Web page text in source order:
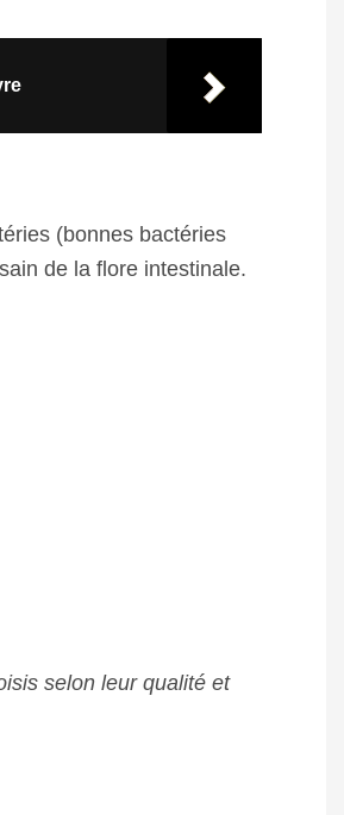
(bonnes bactéries
de la flore intestinale.
selon leur qualité et